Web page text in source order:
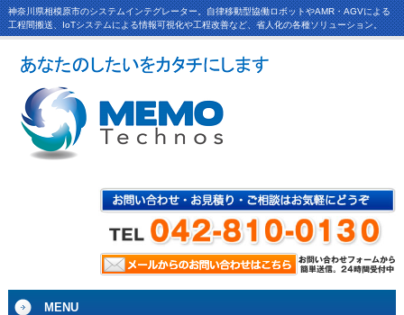
神奈川県相模原市のシステムインテグレーター。自律移動型協働ロボットやAMR・AGVによる
工程間搬送、IoTシステムによる情報可視化や工程改善など、省人化の各種ソリューション。
MENU